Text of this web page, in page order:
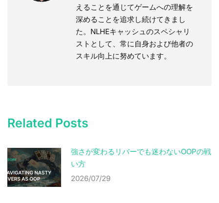
えることを通じてゲームへの理解を
深めることを追求し続けてきまし
た。NLHEキャッシュのスペシャリ
ストとして、常に自身および他者の
スキル向上に努めています。
Related Posts
強さが変わるリバーでも迷わないOOPの戦
い方
2026/07/29